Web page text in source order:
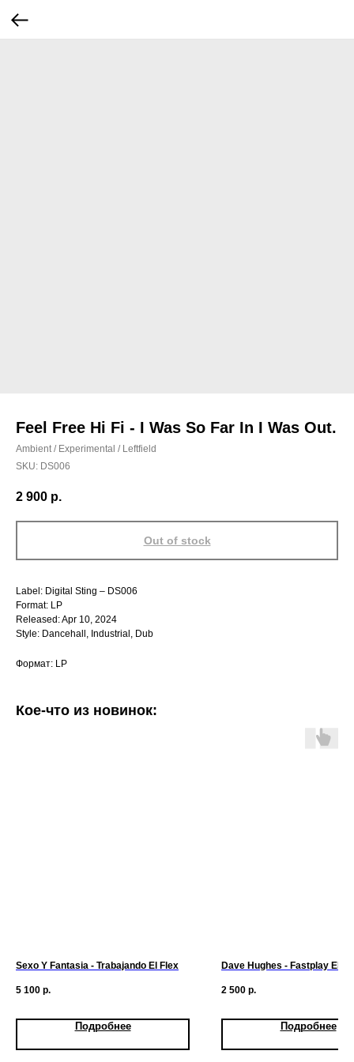
Feel Free Hi Fi - I Was So Far In I Was Out.
Ambient / Experimental / Leftfield
SKU: DS006
2 900 р.
Out of stock
Label: Digital Sting – DS006
Format: LP
Released: Apr 10, 2024
Style: Dancehall, Industrial, Dub
Формат: LP
Кое-что из новинок:
Sexo Y Fantasia - Trabajando El Flex
5 100 р.
Подробнее
Dave Hughes - Fastplay EP
2 500 р.
Подробнее